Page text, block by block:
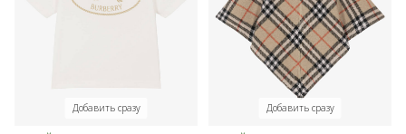
Добавить сразу Добавить сразу